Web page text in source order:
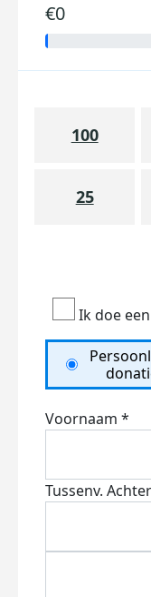
€0
100
25
Ik doe
Voornaam *
Tussenv.